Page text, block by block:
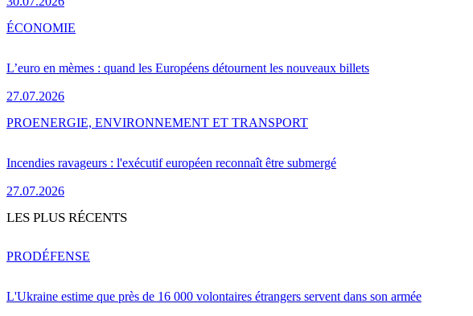
L’euro en mèmes : quand les Européens détournent les nouveaux billets
27.07.2026
ÉCONOMIE
Incendies ravageurs : l'exécutif européen reconnaît être submergé
27.07.2026
PROENERGIE, ENVIRONNEMENT ET TRANSPORT
LES PLUS RÉCENTS
L'Ukraine estime que près de 16 000 volontaires étrangers servent dans son armée
PRODÉFENSE